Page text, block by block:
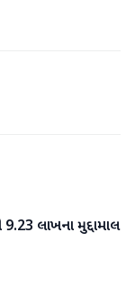
લાખના મુદ્દામાલ